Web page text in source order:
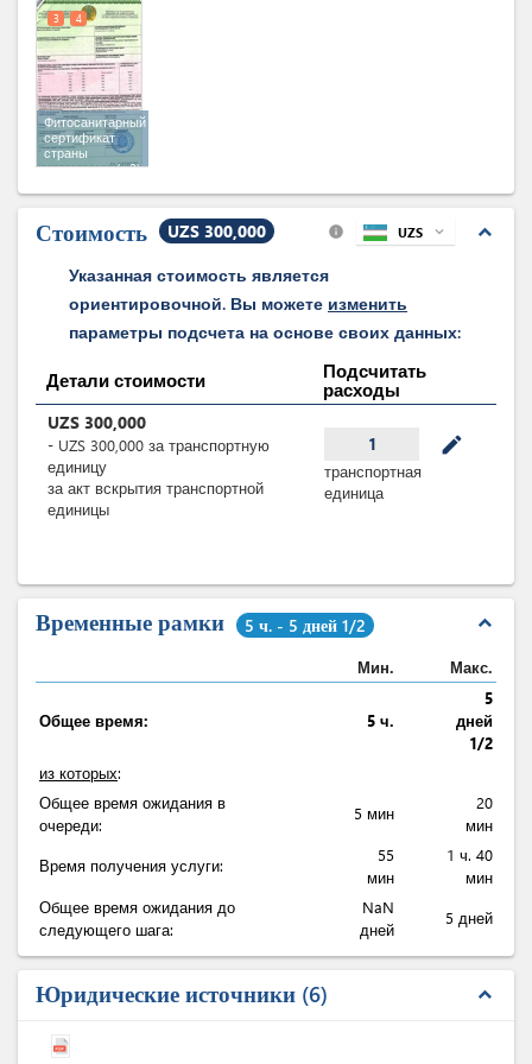
Фитосанитарный
сертификат
страны
экспортера(x 2)
3 4
Стоимость UZS 300,000 expand_less
info UZS expand_more
Указанная стоимость является
ориентировочной. Вы можете изменить
параметры подсчета на основе своих данных:
Детали стоимости
Подсчитать
расходы
UZS 300,000
- UZS 300,000 за транспортную
единицу
за акт вскрытия транспортной
единицы
1 mode_edit
транспортная
единица
Временные рамки 5 ч. - 5 дней 1/2 expand_less
Мин. Макс.
Общее время: 5 ч.
5
дней
1/2
из которых:
Общее время ожидания в
очереди:
5 мин
20
мин
Время получения услуги:
55
мин
1 ч. 40
мин
Общее время ожидания до
следующего шага:
NaN
дней
5 дней
Юридические источники 6 expand_less